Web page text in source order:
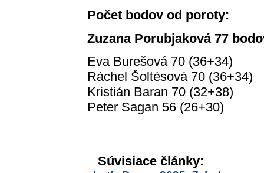
Počet bodov od poroty:
Zuzana Porubjaková 77
Eva Burešová 70 (36+34)
Ráchel Šoltésová 70 (36+34)
Kristián Baran 70 (32+38)
Peter Sagan 56 (26+30)
Súvisiace články: